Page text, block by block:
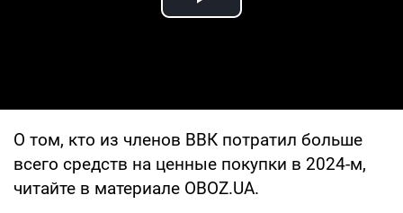
Play Video
О том, кто из членов ВВК потратил больше
всего средств на ценные покупки в 2024-м,
читайте в материале OBOZ.UA.